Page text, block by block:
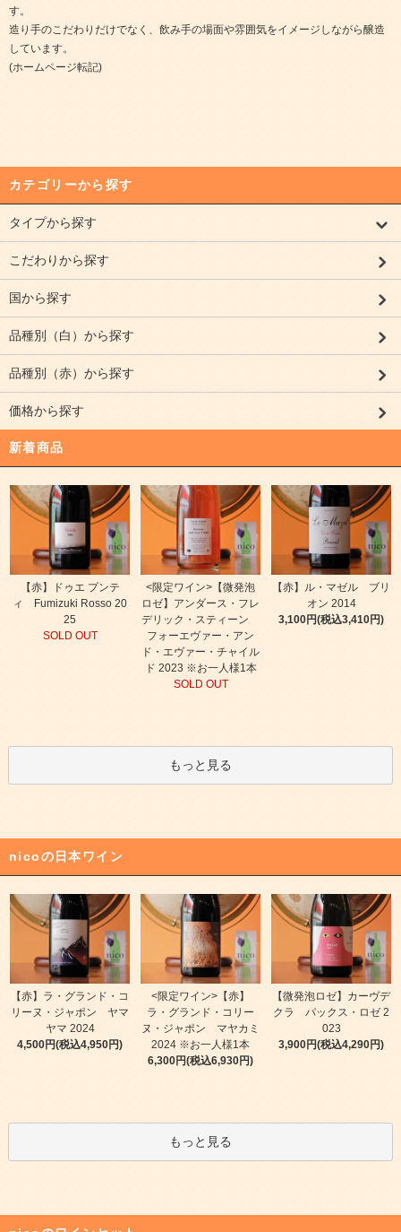
す。
造り手のこだわりだけでなく、飲み手の場面や雰囲気をイメージしながら醸造
しています。
(ホームページ転記)
カテゴリーから探す
タイプから探す
こだわりから探す
国から探す
品種別（白）から探す
品種別（赤）から探す
価格から探す
新着商品
【赤】ドゥエ プンテ
ィ Fumizuki Rosso 20
25
SOLD OUT
<限定ワイン>【微発泡
ロゼ】アンダース・フレ
デリック・スティーン
フォーエヴァー・アン
ド・エヴァー・チャイル
ド 2023 ※お一人様1本
SOLD OUT
【赤】ル・マゼル ブリ
オン 2014
3,100円(税込3,410円)
もっと見る
nicoの日本ワイン
【赤】ラ・グランド・コ
リーヌ・ジャポン ヤマ
ヤマ 2024
4,500円(税込4,950円)
<限定ワイン>【赤】
ラ・グランド・コリー
ヌ・ジャポン マヤカミ
2024 ※お一人様1本
6,300円(税込6,930円)
【微発泡ロゼ】カーヴデ
クラ パックス・ロゼ 2
023
3,900円(税込4,290円)
もっと見る